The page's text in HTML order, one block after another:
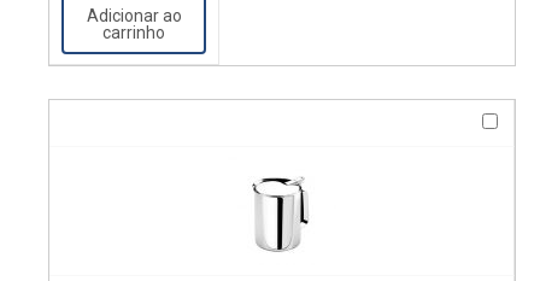
Adicionar ao
carrinho